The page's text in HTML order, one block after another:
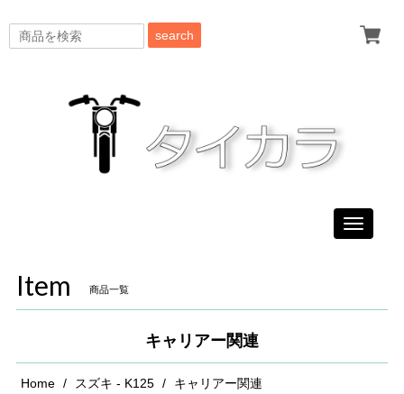
search
Toggle
Item 商品一覧
キャリアー関連
Home スズキ - K125 キャリアー関連